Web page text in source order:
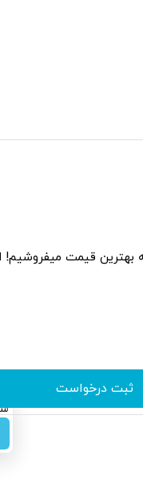
بهترین قیمت میفروشیم!
ثبت درخواست